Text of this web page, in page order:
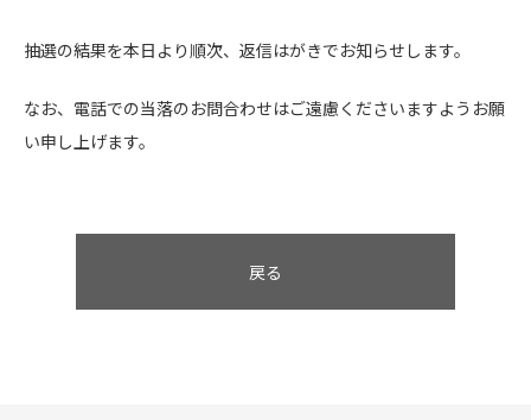
抽選の結果を本日より順次、返信はがきでお知らせします。
なお、電話での当落のお問合わせはご遠慮くださいますようお願
い申し上げます。
戻る